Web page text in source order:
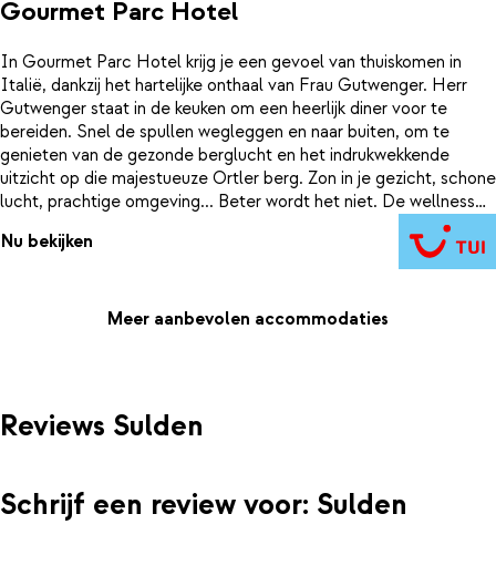
Gourmet Parc Hotel
In Gourmet Parc Hotel krijg je een gevoel van thuiskomen in
Italië, dankzij het hartelijke onthaal van Frau Gutwenger. Herr
Gutwenger staat in de keuken om een heerlijk diner voor te
bereiden. Snel de spullen wegleggen en naar buiten, om te
genieten van de gezonde berglucht en het indrukwekkende
uitzicht op die majestueuze Ortler berg. Zon in je gezicht, schone
lucht, prachtige omgeving... Beter wordt het niet. De wellness
en de keuken krijgen hier hoge beoordelingen, dus dat belooft
wat als je terugkomt van de pistes! En wil je een dag niet
wintersporten? dan zijn bij voorbeeld de steden Bolzano en
Nu bekijken
Meer aanbevolen accommodaties
Reviews Sulden
Schrijf een review voor: Sulden